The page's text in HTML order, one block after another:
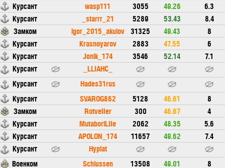
Курсант
wasp111 3055 49.26
6.3
Курсант
_starrr_21 5289 53.43
8.4
Замком
igor_2015_akulov 31325 49.43
8
Курсант
Krasnoyarov 2883 47.55
6
Курсант
Jonik_174 3546 52.14
7.1
Курсант
_LLIAHC_
Курсант
Hades31rus
Курсант
SVAROG862 5128 46.61
8
Замком
RotveIIer 300 46.67
4
Курсант
MutaboriLIIe 2062 48.35
5.6
Курсант
APOLON_174 11657 49.62
7.4
Курсант
Hyplat
Военком
Schlussen 13508 49.01
8